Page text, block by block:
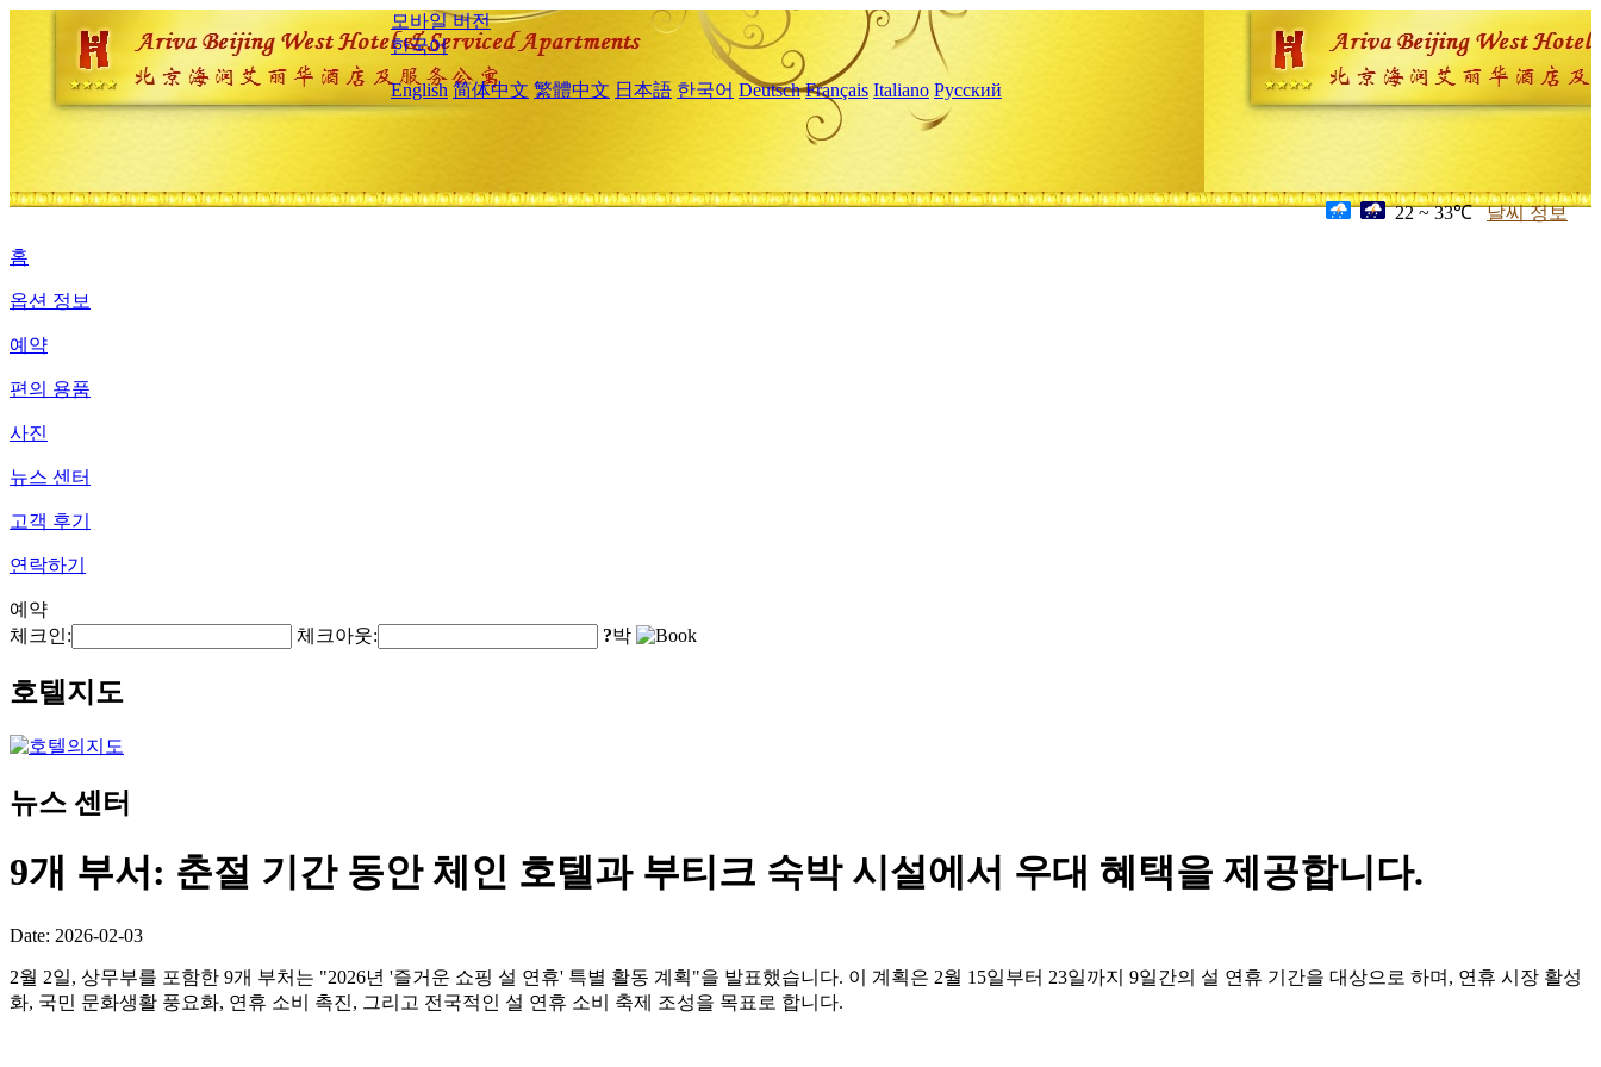
모바일 버전
한국어
English 简体中文 繁體中文 日本語 한국어 Deutsch Français Italiano Русский
22 ~ 33℃ 날씨 정보
홈
옵션 정보
예약
편의 용품
사진
뉴스 센터
고객 후기
연락하기
예약
체크인:
체크아웃: ?박
호텔지도
뉴스 센터
9개 부서: 춘절 기간 동안 체인 호텔과 부티크 숙박 시설에서 우대 혜택을 제공합니다.
Date: 2026-02-03
2월 2일, 상무부를 포함한 9개 부처는 "2026년 '즐거운 쇼핑 설 연휴' 특별 활동 계획"을 발표했습니다. 이 계획은 2월 15일부터 23일까지 9일간의 설 연휴 기간을 대상으로 하며, 연휴 시장 활성
화, 국민 문화생활 풍요화, 연휴 소비 촉진, 그리고 전국적인 설 연휴 소비 축제 조성을 목표로 합니다.